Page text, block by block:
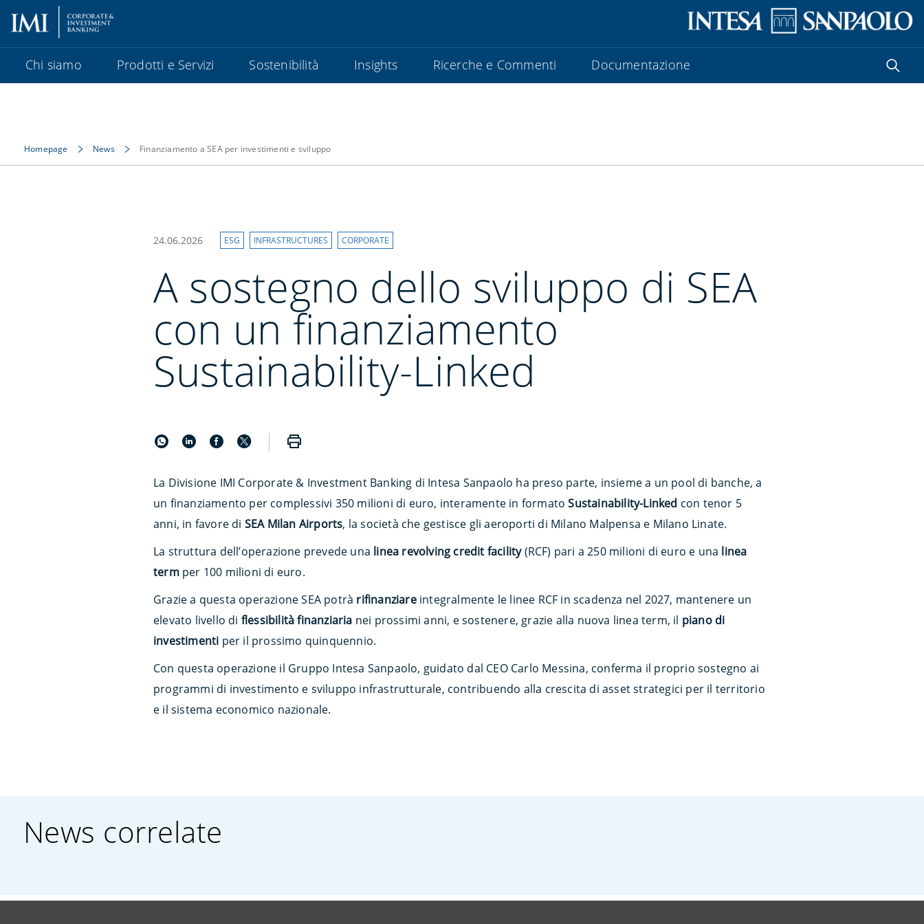
Chi siamo Prodotti e Servizi Sostenibilità Insights Ricerche e Commenti Documentazione
Homepage News Finanziamento a SEA per investimenti e sviluppo
24.06.2026 ESG INFRASTRUCTURES CORPORATE
A sostegno dello sviluppo di SEA
con un finanziamento
Sustainability-Linked
La Divisione IMI Corporate & Investment Banking di Intesa Sanpaolo ha preso parte, insieme a un pool di banche, a
un finanziamento per complessivi 350 milioni di euro, interamente in formatoSustainability-Linked con tenor 5
anni, in favore di SEA Milan Airports, la società che gestisce gli aeroporti di Milano Malpensa e Milano Linate.
La struttura dell’operazione prevede una linea revolving credit facility(RCF) pari a 250 milioni di euro e una linea
termper 100 milioni di euro.
Grazie a questa operazione SEA potrà rifinanziareintegralmente le linee RCF in scadenza nel 2027, mantenere un
elevato livello di flessibilità finanziaria nei prossimi anni, e sostenere, grazie alla nuova linea term, il piano di
investimenti per il prossimo quinquennio.
Con questa operazione il Gruppo Intesa Sanpaolo, guidato dal CEO Carlo Messina, conferma il proprio sostegno ai
programmi di investimento e sviluppo infrastrutturale, contribuendo alla crescita di asset strategici per il territorio
e il sistema economico nazionale.
News correlate